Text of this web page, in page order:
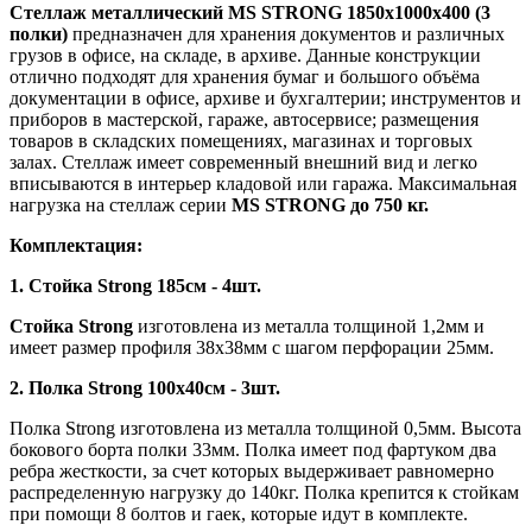
Стеллаж металлический MS STRONG 1850x1000x400 (3
полки) предназначен для хранения документов и различных
грузов в офисе, на складе, в архиве. Данные конструкции
отлично подходят для хранения бумаг и большого объёма
документации в офисе, архиве и бухгалтерии; инструментов и
приборов в мастерской, гараже, автосервисе; размещения
товаров в складских помещениях, магазинах и торговых
залах. Стеллаж имеет современный внешний вид и легко
вписываются в интерьер кладовой или гаража. Максимальная
нагрузка на стеллаж серии MS STRONG до 750 кг.
Комплектация:
1. Стойка Strong 185см - 4шт.
Стойка Strong изготовлена из металла толщиной 1,2мм и
имеет размер профиля 38х38мм с шагом перфорации 25мм.
2. Полка Strong 100х40см - 3шт.
Полка Strong изготовлена из металла толщиной 0,5мм. Высота
бокового борта полки 33мм. Полка имеет под фартуком два
ребра жесткости, за счет которых выдерживает равномерно
распределенную нагрузку до 140кг. Полка крепится к стойкам
при помощи 8 болтов и гаек, которые идут в комплекте.